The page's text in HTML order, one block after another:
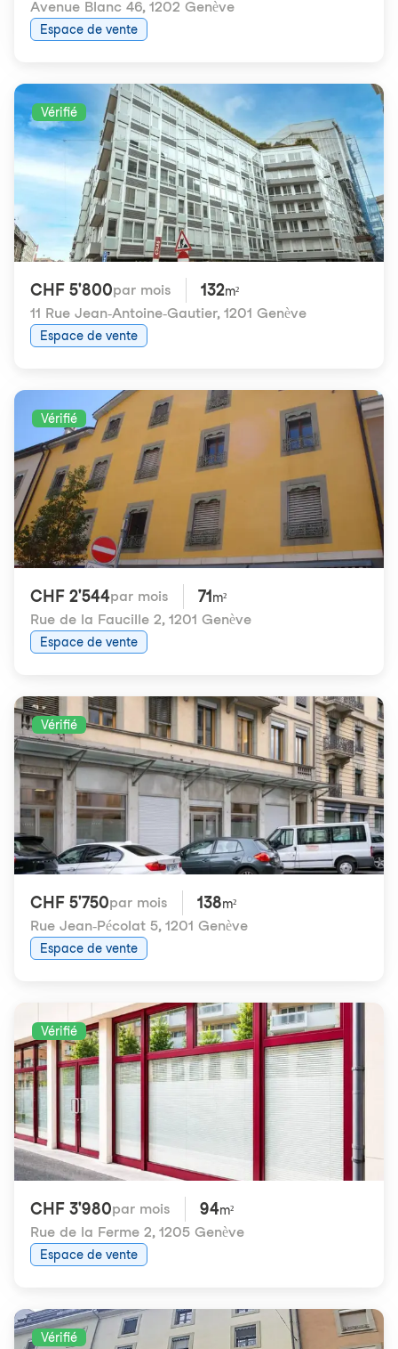
Avenue Blanc 46, 1202 Genève
Espace de vente
Vérifié
CHF 5'800par mois 132m²
11 Rue Jean-Antoine-Gautier, 1201 Genève
Espace de vente
Vérifié
CHF 2'544par mois 71 m²
Rue de la Faucille 2, 1201 Genève
Espace de vente
Vérifié
CHF 5'750par mois 138m²
Rue Jean-Pécolat 5, 1201 Genève
Espace de vente
Vérifié
CHF 3'980par mois 94m²
Rue de la Ferme 2, 1205 Genève
Espace de vente
Vérifié